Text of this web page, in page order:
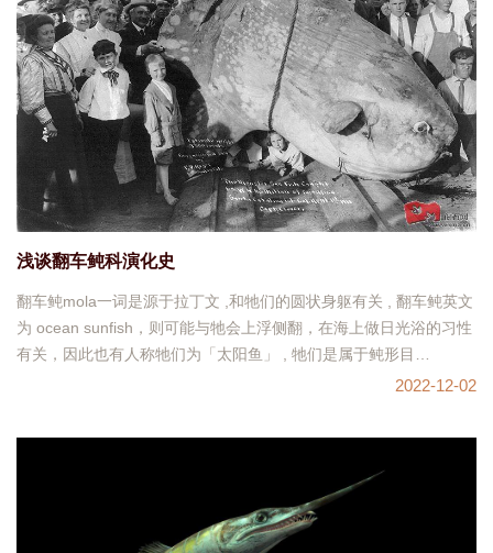
浅谈翻车鲀科演化史
翻车鲀mola一词是源于拉丁文 ,和牠们的圆状身躯有关 , 翻车鲀英文
为 ocean sunfish，则可能与牠会上浮侧翻，在海上做日光浴的习性
有关，因此也有人称牠们为「太阳鱼」 , 牠们是属于鲀形目
2022-12-02